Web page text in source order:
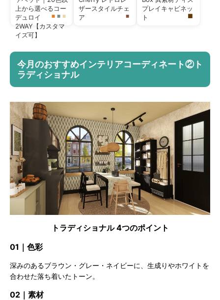
上から選べるコー
デュロイ
2WAY【カスタマ
イズ可】
■■ ■
ザースタイルチェ
ア
■
プレイキャビネッ
ト
■
今月のおすすめインテリアコーディネート②ト
ラディショナル
トラディショナル 4つのポイント
01｜色彩
深みのあるブラウン・グレー・ネイビーに、生成りやホワイトを
合わせた落ち着いたトーン。
02｜素材